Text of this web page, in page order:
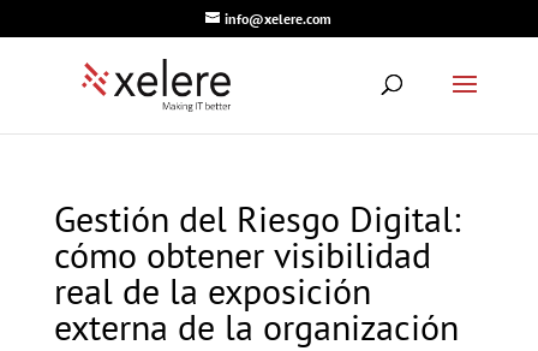
info@xelere.com
Gestión del Riesgo Digital:
cómo obtener visibilidad
real de la exposición
externa de la organización